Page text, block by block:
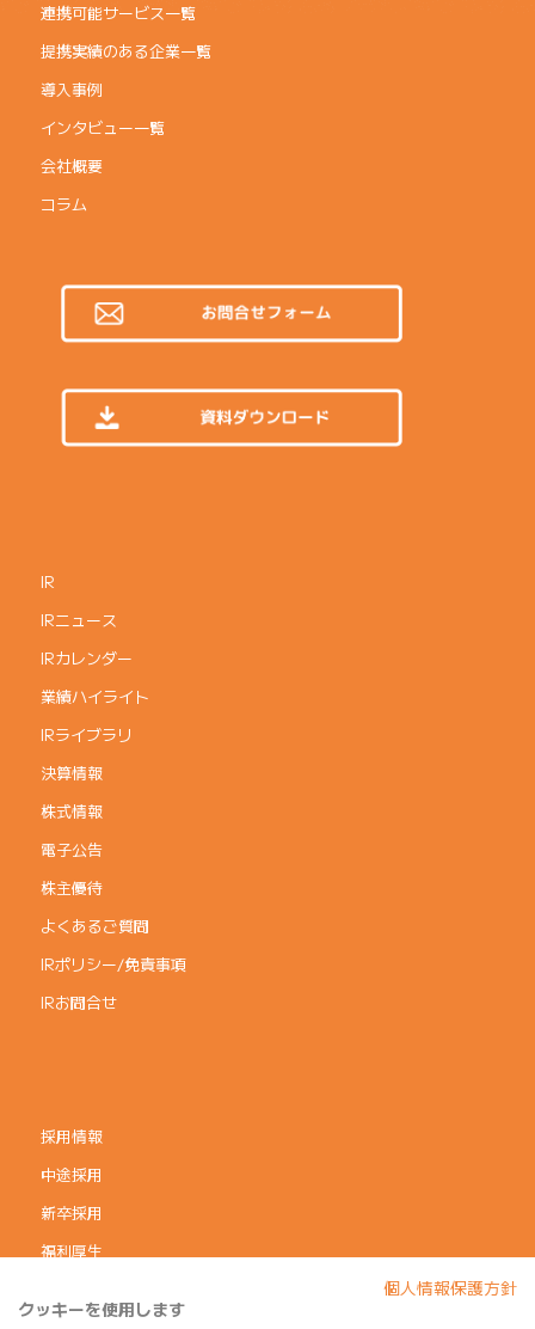
連携可能サービス一覧
提携実績のある企業一覧
導入事例
インタビュー一覧
会社概要
コラム
IR
IRニュース
IRカレンダー
業績ハイライト
IRライブラリ
決算情報
株式情報
電子公告
株主優待
よくあるご質問
IRポリシー/免責事項
IRお問合せ
採用情報
中途採用
新卒採用
福利厚生
個人情報保護方針
クッキーを使用します